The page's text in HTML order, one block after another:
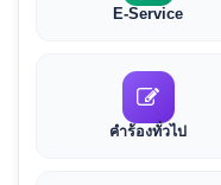
E-Service
คำร้องทั่วไป